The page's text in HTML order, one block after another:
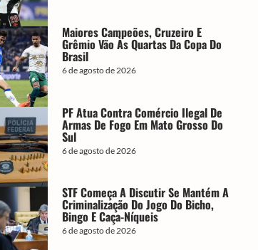
Maiores Campeões, Cruzeiro E
Grêmio Vão Às Quartas Da Copa Do
Brasil
6 de agosto de 2026
PF Atua Contra Comércio Ilegal De
Armas De Fogo Em Mato Grosso Do
Sul
6 de agosto de 2026
STF Começa A Discutir Se Mantém A
Criminalização Do Jogo Do Bicho,
Bingo E Caça-Níqueis
6 de agosto de 2026